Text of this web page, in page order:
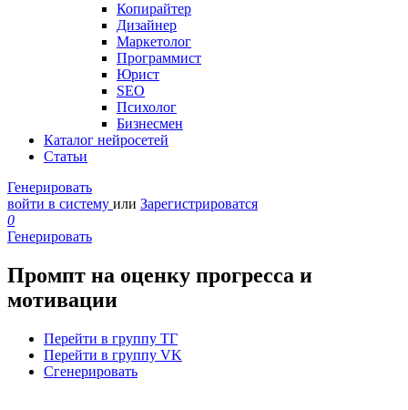
Копирайтер
Дизайнер
Маркетолог
Программист
Юрист
SEO
Психолог
Бизнесмен
Каталог нейросетей
Статьи
Генерировать
войти в систему или Зарегистрироватся
0
Генерировать
Промпт на оценку прогресса и
мотивации
Перейти в группу ТГ
Перейти в группу VK
Сгенерировать